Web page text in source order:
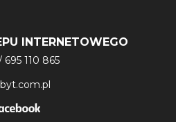
INTERNETOWEGO
695 110 865